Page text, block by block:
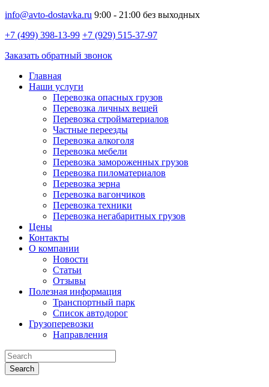
info@avto-dostavka.ru 9:00 - 21:00 без выходных
+7 (499) 398-13-99 +7 (929) 515-37-97
Заказать обратный звонок
Главная
Наши услуги
Перевозка опасных грузов
Перевозка личных вещей
Перевозка стройматериалов
Частные переезды
Перевозка алкоголя
Перевозка мебели
Перевозка замороженных грузов
Перевозка пиломатериалов
Перевозка зерна
Перевозка вагончиков
Перевозка техники
Перевозка негабаритных грузов
Цены
Контакты
О компании
Новости
Статьи
Отзывы
Полезная информация
Транспортный парк
Список автодорог
Грузоперевозки
Направления
Search